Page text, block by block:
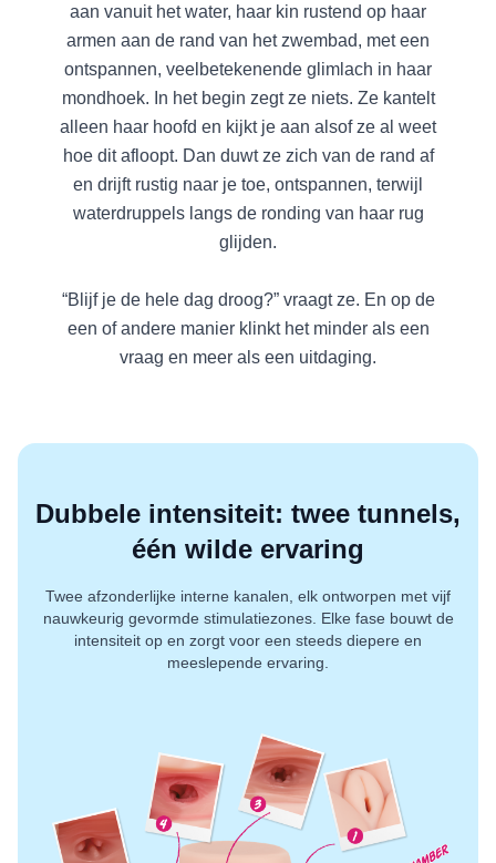
aan vanuit het water, haar kin rustend op haar
armen aan de rand van het zwembad, met een
ontspannen, veelbetekenende glimlach in haar
mondhoek. In het begin zegt ze niets. Ze kantelt
alleen haar hoofd en kijkt je aan alsof ze al weet
hoe dit afloopt. Dan duwt ze zich van de rand af
en drijft rustig naar je toe, ontspannen, terwijl
waterdruppels langs de ronding van haar rug
glijden.
“Blijf je de hele dag droog?” vraagt ze. En op de
een of andere manier klinkt het minder als een
vraag en meer als een uitdaging.
Dubbele intensiteit: twee tunnels,
één wilde ervaring
Twee afzonderlijke interne kanalen, elk ontworpen met vijf
nauwkeurig gevormde stimulatiezones. Elke fase bouwt de
intensiteit op en zorgt voor een steeds diepere en
meeslepende ervaring.